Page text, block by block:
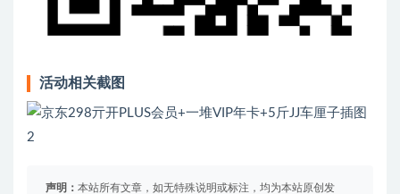
活动相关截图
声明： 本站所有文章，如无特殊说明或标注，均为本站原创发